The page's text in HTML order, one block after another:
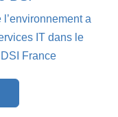
a
IT dans le
France